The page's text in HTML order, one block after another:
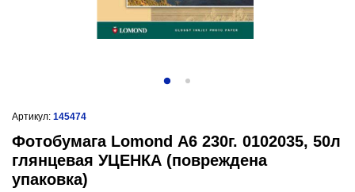
Артикул: 145474
Фотобумага Lomond А6 230г. 0102035, 50л
глянцевая УЦЕНКА (повреждена
упаковка)